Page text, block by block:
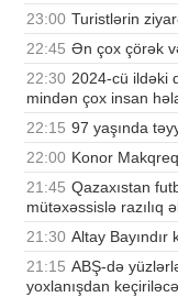
23:00 Turistlərin
22:45 Ən çox çörək
22:30 2024-cü ildəki
mindən çox insan
22:15 97 yaşında
22:00 Konor
21:45 Qazaxıstan
mütəxəssislə razılıq
21:30 Altay
21:15 ABŞ-də
yoxlanışdan